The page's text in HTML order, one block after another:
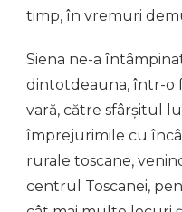
timp, în vremuri
Siena ne-a
dintotdeauna, într-o
vară, către sfârșitul
împrejurimile cu
rurale toscane,
centrul Toscanei,